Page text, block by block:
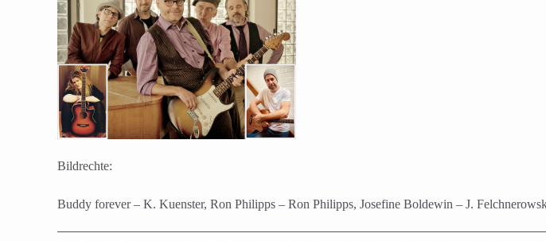
Bildrechte:
Buddy forever – K. Kuenster, Ron Philipps – Ron Philipps, Josefine Boldewin – J.